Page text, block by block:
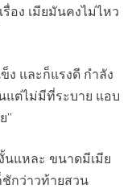
อง เมียมันคงไม่ไหว
ง และก็แรงดี กำลัง
แต่ไม่มีที่ระบาย แอบ
”
นแหละ ขนาดมีเมีย
ชักว่าวท้ายสวน